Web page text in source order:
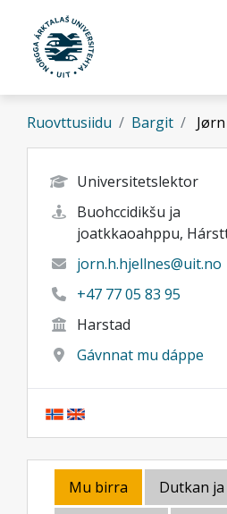
Gå til hovedinnhold
Ruovttusiidu Bargit
Universitetslektor
Buohccidikšu ja
joatkkaoahppu,
jorn.h.hjellnes@uit.no
+47 77 05 83 95
Harstad
Gávnnat mu dáppe
Mu birra
Dutkan